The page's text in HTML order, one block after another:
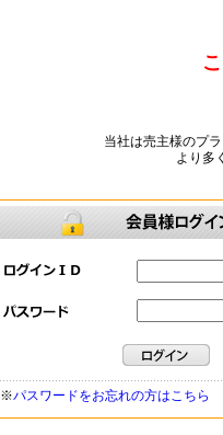
当社は売主様のプ
より多
※パスワードをお忘れの方はこちら